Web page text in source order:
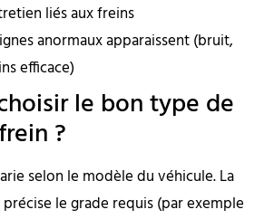
liés aux freins
anormaux apparaissent (bruit,
efficace)
le bon type de
?
selon le modèle du véhicule. La
le grade requis (par exemple